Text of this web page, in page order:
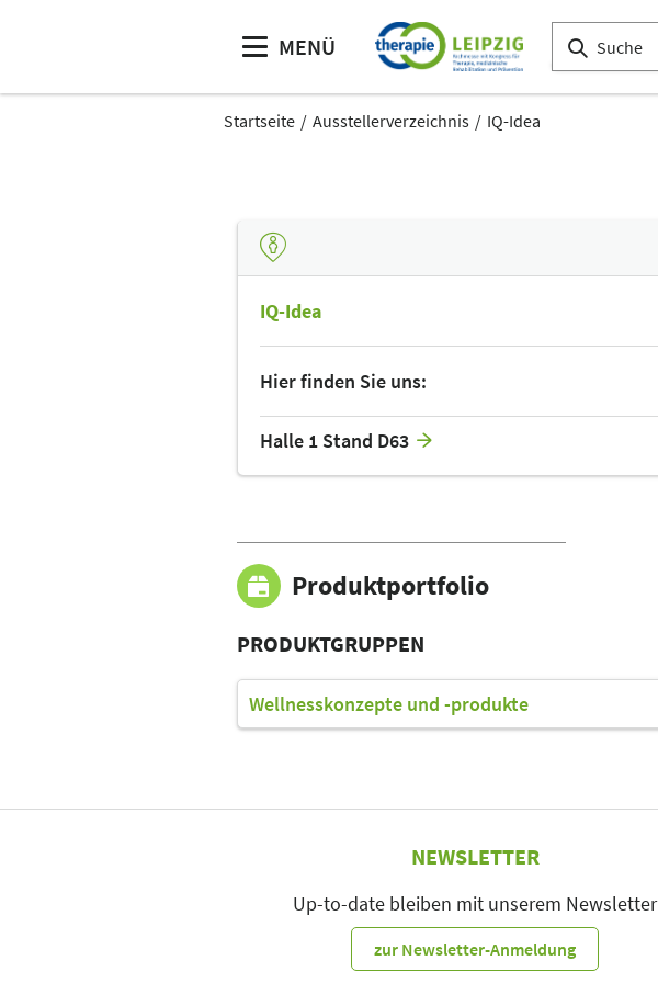
MENÜ
Startseite Ausstellerverzeichnis IQ-Idea
IQ-Idea
Hier finden Sie uns:
Halle 1 Stand D63
Produktportfolio
PRODUKTGRUPPEN
Wellnesskonzepte und -produkte
NEWSLETTER
Up-to-date bleiben mit unserem Newsletter
zur Newsletter-Anmeldung